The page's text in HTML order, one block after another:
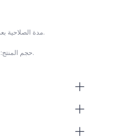
مدة الصلاحية بعد ذلك فتح العبوة: يجب استهلاكه خلال أسبوع واحد بعد فتح العبوة.
حجم المنتج: نظرًا لأن المنتجات مصنوعة يدويًا، فهي ليست بالأحجام القياسية.